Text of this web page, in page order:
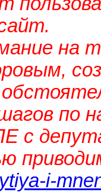
на
по
с
i-